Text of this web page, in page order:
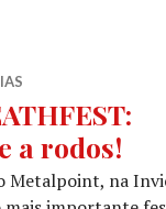
a rodos!
Metalpoint, na